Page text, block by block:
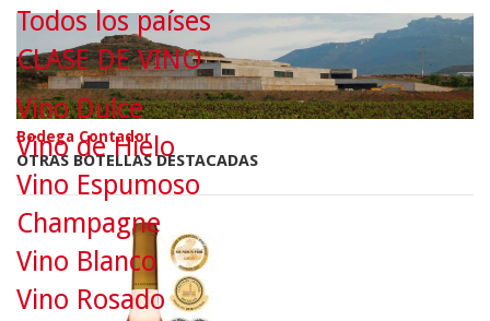
Bodega Contador
OTRAS BOTELLAS DESTACADAS
Todos los países
CLASE DE VINO
Vino Dulce
Vino de Hielo
Vino Espumoso
Champagne
Vino Blanco
Vino Rosado